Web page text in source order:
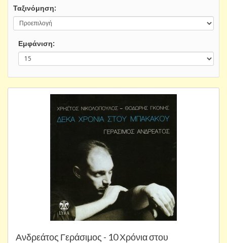
Ταξινόμηση:
Εμφάνιση:
Ανδρεάτος Γεράσιμος - 10 Χρόνια στου